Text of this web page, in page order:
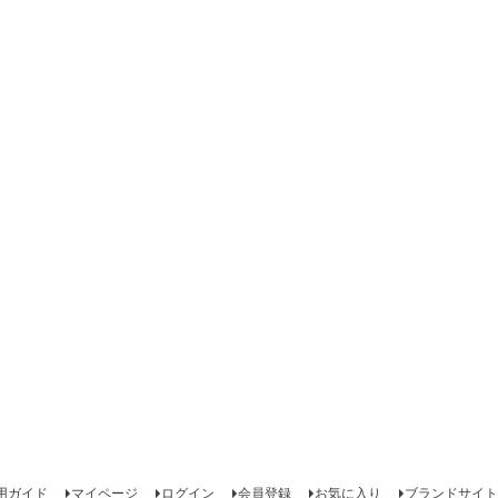
ガイド マイページ ログイン 会員登録 お気に入り ブランドサイト